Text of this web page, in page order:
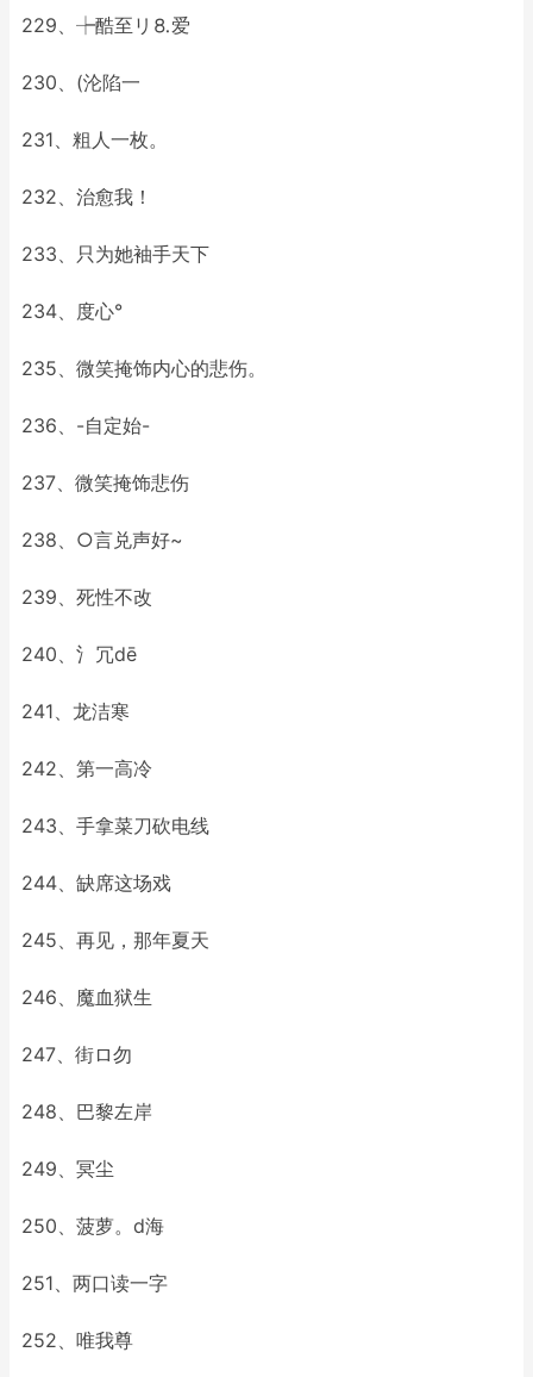
229、┾酷至リ⒏爱
230、(沦陷一
231、粗人一枚。
232、治愈我！
233、只为她袖手天下
234、度心°
235、微笑掩饰内心的悲伤。
236、-自定始-
237、微笑掩饰悲伤
238、○言兑声好~
239、死性不改
240、氵冗dē
241、龙洁寒
242、第一高冷
243、手拿菜刀砍电线
244、缺席这场戏
245、再见，那年夏天
246、魔血狱生
247、街ロ勿
248、巴黎左岸
249、冥尘
250、菠萝。d海
251、两口读一字
252、唯我尊